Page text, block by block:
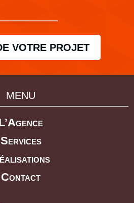
VOTRE PROJET
MENU
Services
Contact